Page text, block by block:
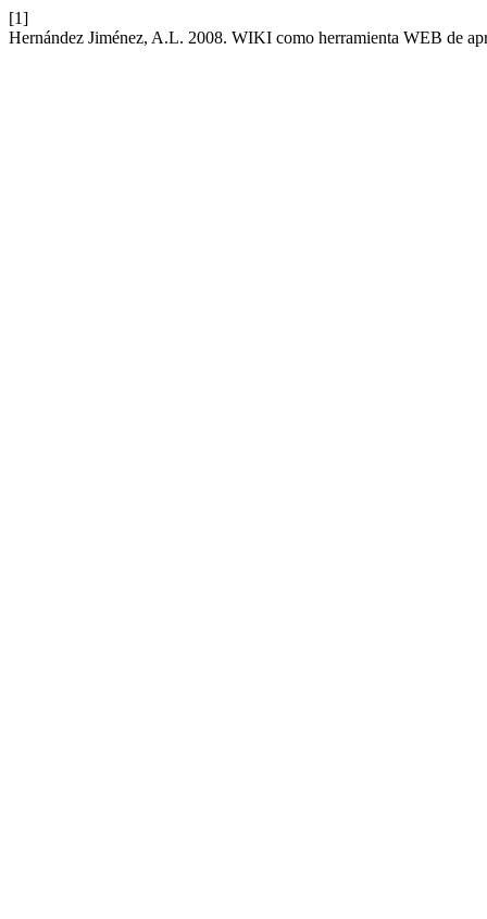
[1]
Hernández Jiménez, A.L. 2008. WIKI como herramienta WEB de